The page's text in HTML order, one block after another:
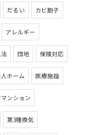
だるい カビ胞子
アレルギー
団地 保険対応
ホーム 医療施設
ンション
第3種換気